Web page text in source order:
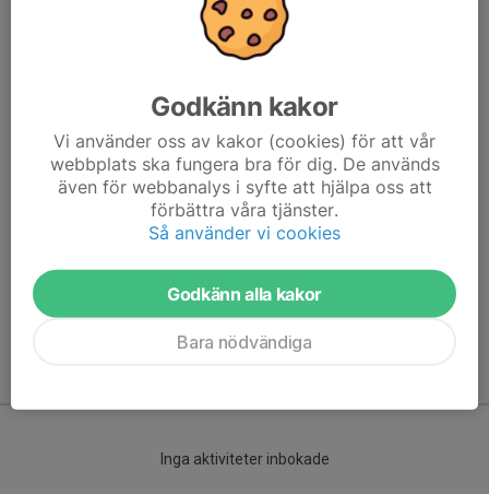
Här hamnar automatiskt de senaste nyheterna på hemsidan. För
att kunna börja administrera hemsidan loggar du in högst upp till
/Svenskalag.se
Inga aktiviteter inbokade
Godkänn kakor
Vi använder oss av kakor (cookies) för att vår
webbplats ska fungera bra för dig. De används
även för webbanalys i syfte att hjälpa oss att
förbättra våra tjänster.
Så använder vi cookies
Godkänn alla kakor
Bara nödvändiga